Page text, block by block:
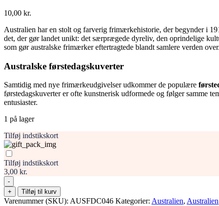
10,00 kr.
Australien har en stolt og farverig frimærkehistorie, der begynder i
det, der gør landet unikt: det særprægede dyreliv, den oprindelige
som gør australske frimærker eftertragtede blandt samlere verden over.
Australske førstedagskuverter
Samtidig med nye frimærkeudgivelser udkommer de populære
førstedagskuverter er ofte kunstnerisk udformede og følger samme
entusiaster.
1 på lager
Tilføj indstikskort
Tilføj indstikskort
3,00 kr.
-
Australien
Frimærke
+ Tilføj til kurv
Varenummer (SKU): AUSFDC046 Kategorier: Australien, Australien